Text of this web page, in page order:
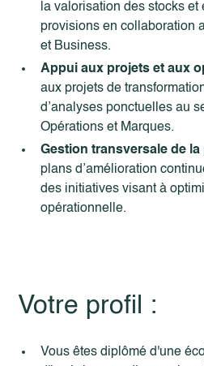
la valorisation des stocks et
provisions en collaboration
et Business.
Appui aux projets et aux
aux projets de
d’analyses ponctuelles au
Opérations et Marques.
Gestion transversale de
plans d’amélioration
des initiatives visant à
opérationnelle.
Votre profil :
Vous êtes diplômé d'une